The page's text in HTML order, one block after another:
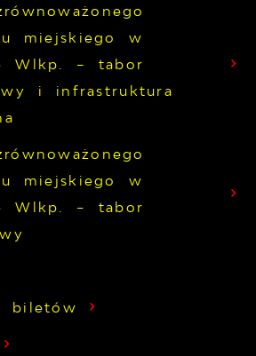
miejskiego w
Wlkp. – tabor
i infrastruktura
miejskiego w
Wlkp. – tabor
biletów